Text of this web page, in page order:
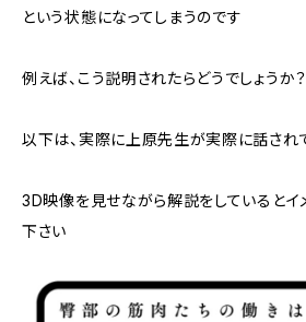
という状態になってしまうのです
例えば、こう説明されたらどうでしょうか？
以下は、実際に上原先生が実際に話され
3D映像を見せながら解説をしているとイ
下さい